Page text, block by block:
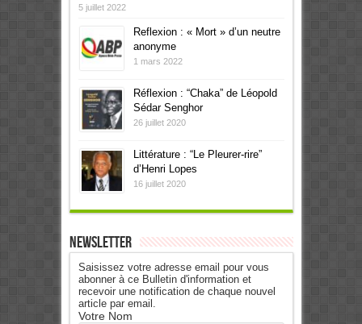
5 juillet 2022
Reflexion : « Mort » d’un neutre
anonyme
1 mars 2022
Réflexion : “Chaka” de Léopold
Sédar Senghor
26 juillet 2020
Littérature : “Le Pleurer-rire”
d’Henri Lopes
16 juillet 2020
Newsletter
Saisissez votre adresse email pour vous
abonner à ce Bulletin d'information et
recevoir une notification de chaque nouvel
article par email.
Votre Nom